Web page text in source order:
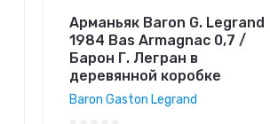
Арманьяк Baron G. Legrand
1984 Bas Armagnac 0,7 /
Барон Г. Легран в
деревянной коробке
Baron Gaston Legrand